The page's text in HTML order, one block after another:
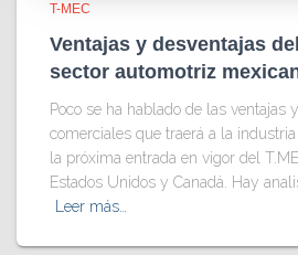
T-MEC
Ventajas y desventajas
sector automotriz
Poco se ha hablado de las ventajas
comerciales que traerá a la
la próxima entrada en vigor del
Estados Unidos y Canadá. Hay
Leer más…